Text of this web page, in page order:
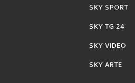
SKY SPORT
SKY TG 24
SKY VIDEO
SKY ARTE